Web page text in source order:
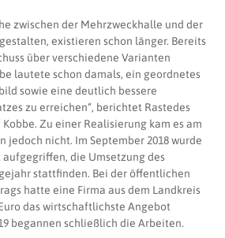
zwischen der Mehrzweckhalle und der
existieren schon länger. Bereits
über verschiedene Varianten
lautete schon damals, ein geordnetes
sowie eine deutlich bessere
zu erreichen“, berichtet Rastedes
Zu einer Realisierung kam es am
jedoch nicht. Im September 2018 wurde
die Umsetzung des
stattfinden. Bei der öffentlichen
hatte eine Firma aus dem Landkreis
das wirtschaftlichste Angebot
begannen schließlich die Arbeiten.